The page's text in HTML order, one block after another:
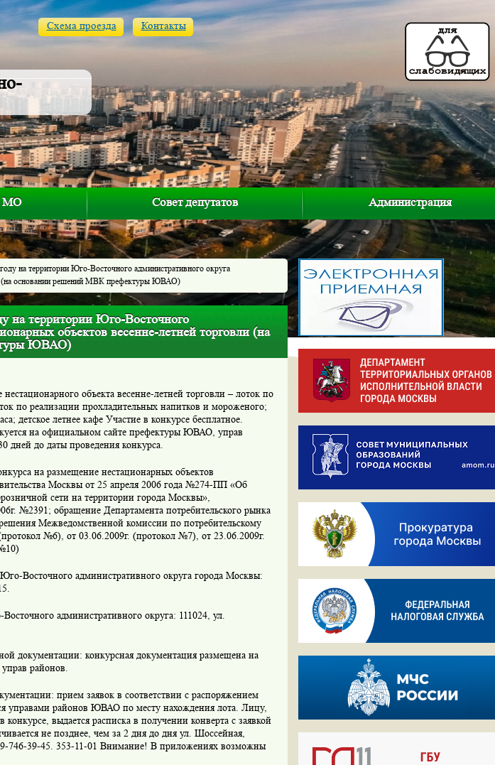
Схема проезда Контакты
МО Совет депутатов Администрация
на территории Юго-Восточного административного округа
(на основании решений МВК префектуры ЮВАО)
на территории Юго-Восточного
объектов весенне-летней торговли (на
ЮВАО)
объекта весенне-летней торговли – лоток по
по реализации прохладительных напитков и мороженого;
детское летнее кафе Участие в конкурсе бесплатное.
на официальном сайте префектуры ЮВАО, управ
дней до даты проведения конкурса.
на размещение нестационарных объектов
Москвы от 25 апреля 2006 года №274-ПП «Об
сети на территории города Москвы»,
№2391; обращение Департамента потребительского рынка
Межведомственной комиссии по потребительскому
№6), от 03.06.2009г. (протокол №7), от 23.06.2009г.
Восточного административного округа города Москвы:
административного округа: 111024, ул.
документации: конкурсная документация размещена на
районов.
прием заявок в соответствии с распоряжением
управами районов ЮВАО по месту нахождения лота. Лицу,
выдается расписка в получении конверта с заявкой
не позднее, чем за 2 дня до дня ул. Шоссейная,
746-39-45. 353-11-01 Внимание! В приложениях возможны